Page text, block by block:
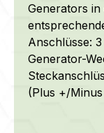
Generators
Anschlüsse:
Generator-
(Plus +/